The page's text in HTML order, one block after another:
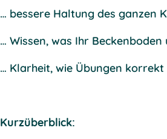
… bessere Haltung des ganzen
… Wissen, was Ihr
… Klarheit, wie Übungen korrekt
Kurzüberblick: